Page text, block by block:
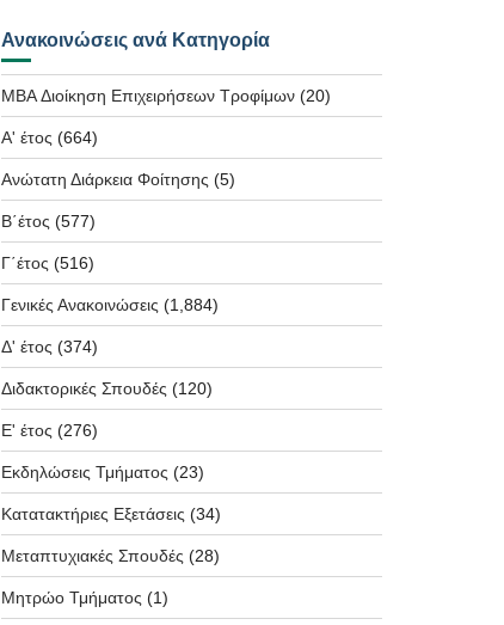
Ανακοινώσεις ανά Κατηγορία
MBA Διοίκηση Επιχειρήσεων Τροφίμων(20)
Α' έτος (664)
Ανώτατη Διάρκεια Φοίτησης (5)
Β΄έτος (577)
Γ΄έτος (516)
Γενικές Ανακοινώσεις (1,884)
Δ' έτος (374)
Διδακτορικές Σπουδές (120)
Ε' έτος (276)
Εκδηλώσεις Τμήματος (23)
Κατατακτήριες Εξετάσεις (34)
Μεταπτυχιακές Σπουδές (28)
Μητρώο Τμήματος (1)